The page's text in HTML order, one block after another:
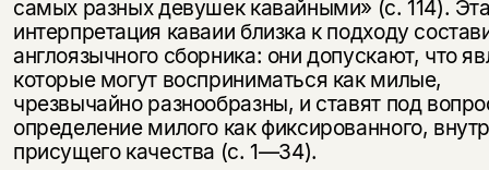
самых разных девушек кавайными» (с. 114).
интерпретация каваии близка к подходу
англоязычного сборника: они допускают, что
которые могут восприниматься как милые,
чрезвычайно разнообразны, и ставят под
определение милого как фиксированного,
присущего качества (с. 1—34).